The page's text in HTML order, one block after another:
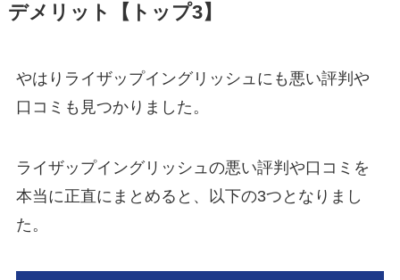
デメリット【トップ3】
やはりライザップイングリッシュにも悪い評判や
口コミも見つかりました。
ライザップイングリッシュの悪い評判や口コミを
本当に正直にまとめると、以下の3つとなりまし
た。